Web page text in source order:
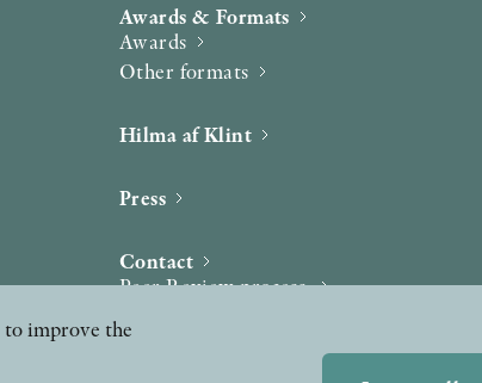
Awards & Formats
Awards
Other formats
Hilma af Klint
Press
Contact
Peer Review process
to improve the